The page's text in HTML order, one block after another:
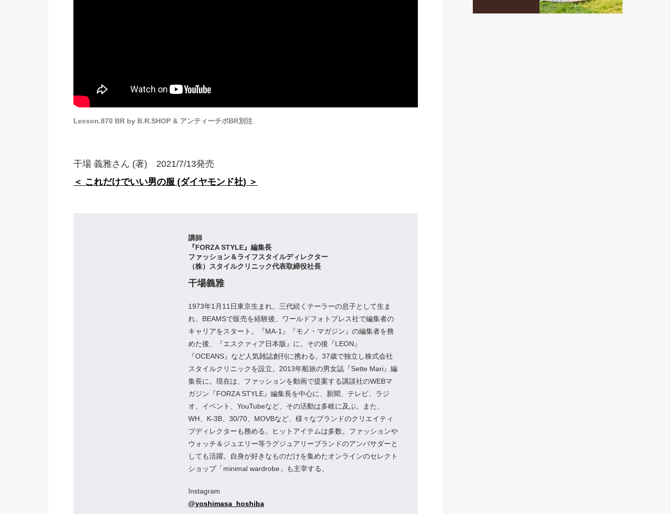
Lesson.870 BR by B.R.SHOP & アンティーチポBR別注
干場 義雅さん (著) 2021/7/13発売
＜ これだけでいい男の服 (ダイヤモンド社) ＞
講師
『FORZA STYLE』編集長
ファッション＆ライフスタイルディレクター
（株）スタイルクリニック代表取締役社長
干場義雅
1973年1月11日東京生まれ。三代続くテーラーの息子として生ま
れ、BEAMSで販売を経験後、ワールドフォトプレス社で編集者の
キャリアをスタート。『MA-1』『モノ・マガジン』の編集者を務
めた後、『エスクァィア日本版』に。その後『LEON』
『OCEANS』など人気雑誌創刊に携わる。37歳で独立し株式会社
スタイルクリニックを設立。2013年船旅の男女誌『Sette Mari』編
集長に。現在は、ファッションを動画で提案する講談社のWEBマ
ガジン『FORZA STYLE』編集長を中心に、新聞、テレビ、ラジ
オ、イベント、YouTubeなど、その活動は多岐に及ぶ。また、
WH、K-3B、30/70、MOVBなど、様々なブランドのクリエイティ
ブディレクターも務める。ヒットアイテムは多数。ファッションや
ウォッチ＆ジュエリー等ラグジュアリーブランドのアンバサダーと
しても活躍。自身が好きなものだけを集めたオンラインのセレクト
ショップ「minimal wardrobe」も主宰する。
Instagram
@yoshimasa_hoshiba